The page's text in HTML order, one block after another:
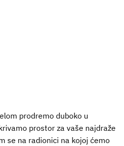
prodremo duboko u
prostor za vaše najdraže
se na radionici na kojoj ćemo